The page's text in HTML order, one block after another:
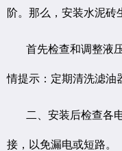
阶。那么，安装水泥砖
首先检查和调整液
情提示：定期清洗滤油
二、安装后检查各
接，以免漏电或短路。